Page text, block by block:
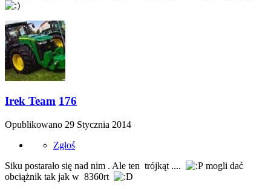
Irek Team 176
Opublikowano 29 Stycznia 2014
Zgłoś
Siku postarało się nad nim . Ale ten trójkąt ....
mogli dać
obciążnik tak jak w 8360rt